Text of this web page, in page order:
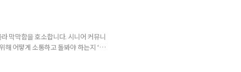
롯해 연세대, 워싱턴대 보건계량평
막막함을 호소합니다. 시니어 커뮤니
어떻게 소통하고 돌봐야 하는지 ‘치